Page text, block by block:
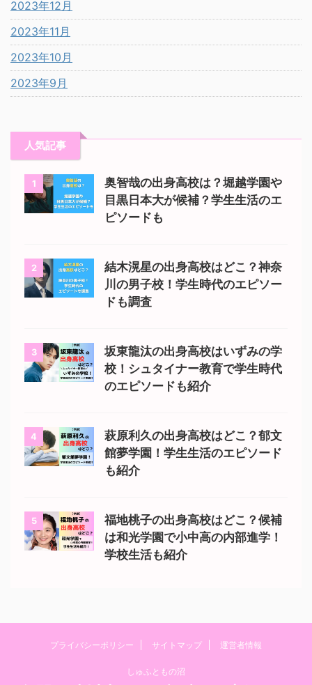
2023年12月
2023年11月
2023年10月
2023年9月
人気記事
1
奥智哉の出身高校は？堀越学園や
目黒日本大が候補？学生生活のエ
ピソードも
2
結木滉星の出身高校はどこ？神奈
川の男子校！学生時代のエピソー
ドも調査
3
坂東龍汰の出身高校はいずみの学
校！シュタイナー教育で学生時代
のエピソードも紹介
4
萩原利久の出身高校はどこ？郁文
館夢学園！学生生活のエピソード
も紹介
5
福地桃子の出身高校はどこ？候補
は和光学園で小中高の内部進学！
学校生活も紹介
プライバシーポリシー サイトマップ 運営者情報
しゅふともの沼